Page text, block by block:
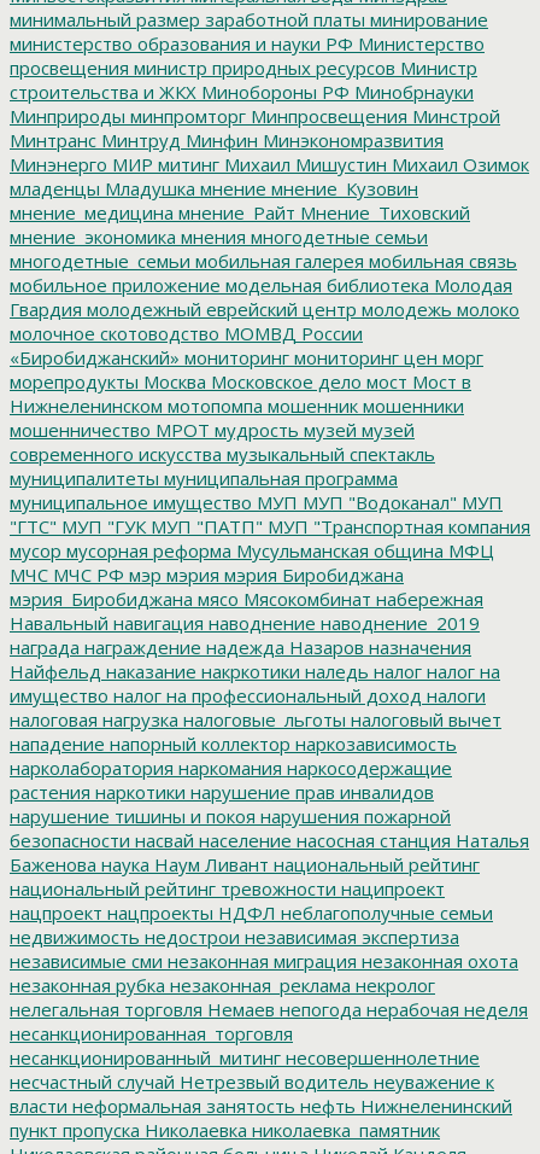
минимальный размер заработной платы минирование
министерство образования и науки РФ Министерство
просвещения министр природных ресурсов Министр
строительства и ЖКХ Минобороны РФ Минобрнауки
Минприроды минпромторг Минпросвещения Минстрой
Минтранс Минтруд Минфин Минэкономразвития
Минэнерго МИР митинг Михаил Мишустин Михаил Озимок
младенцы Младушка мнение мнение_Кузовин
мнение_медицина мнение_Райт Мнение_Тиховский
мнение_экономика мнения многодетные семьи
многодетные_семьи мобильная галерея мобильная связь
мобильное приложение модельная библиотека Молодая
Гвардия молодежный еврейский центр молодежь молоко
молочное скотоводство МОМВД России
«Биробиджанский» мониторинг мониторинг цен морг
морепродукты Москва Московское дело мост Мост в
Нижнеленинском мотопомпа мошенник мошенники
мошенничество МРОТ мудрость музей музей
современного искусства музыкальный спектакль
муниципалитеты муниципальная программа
муниципальное имущество МУП МУП "Водоканал" МУП
"ГТС" МУП "ГУК МУП "ПАТП" МУП "Транспортная компания
мусор мусорная реформа Мусульманская община МФЦ
МЧС МЧС РФ мэр мэрия мэрия Биробиджана
мэрия_Биробиджана мясо Мясокомбинат набережная
Навальный навигация наводнение наводнение_2019
награда награждение надежда Назаров назначения
Найфельд наказание накркотики наледь налог налог на
имущество налог на профессиональный доход налоги
налоговая нагрузка налоговые_льготы налоговый вычет
нападение напорный коллектор наркозависимость
нарколаборатория наркомания наркосодержащие
растения наркотики нарушение прав инвалидов
нарушение тишины и покоя нарушения пожарной
безопасности насвай население насосная станция Наталья
Баженова наука Наум Ливант национальный рейтинг
национальный рейтинг тревожности наципроект
нацпроект нацпроекты НДФЛ неблагополучные семьи
недвижимость недострои независимая экспертиза
независимые сми незаконная миграция незаконная охота
незаконная рубка незаконная_реклама некролог
нелегальная торговля Немаев непогода нерабочая неделя
несанкционированная_торговля
несанкционированный_митинг несовершеннолетние
несчастный случай Нетрезвый водитель неуважение к
власти неформальная занятость нефть Нижнеленинский
пункт пропуска Николаевка николаевка_памятник